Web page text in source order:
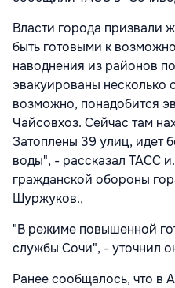
Власти города призвали
быть готовыми к
наводнения из районов
эвакуированы
возможно, понадобится
Чайсовхоз. Сейчас там
Затоплены 39 улиц, идет
воды", - рассказал ТАСС
гражданской обороны
Шуржуков.,
"В режиме повышенной
службы Сочи", - уточнил
Ранее сообщалось, что в